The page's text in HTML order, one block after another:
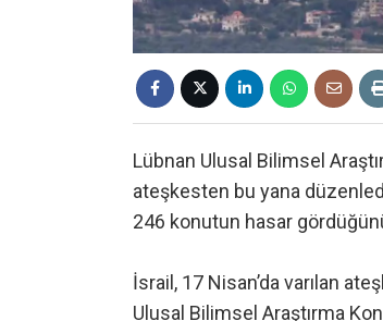
Lübnan Ulusal Bilimsel
ateşkesten bu yana
246 konutun hasar
İsrail, 17 Nisan’da varılan
Ulusal Bilimsel Araştırma